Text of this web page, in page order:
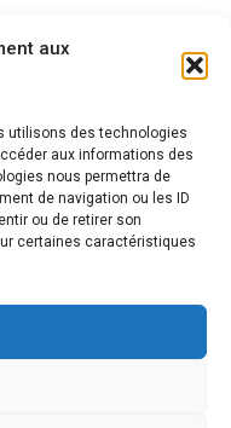
aux
utilisons des technologies
aux informations des
nous permettra de
de navigation ou les ID
ou de retirer son
certaines caractéristiques
et
!